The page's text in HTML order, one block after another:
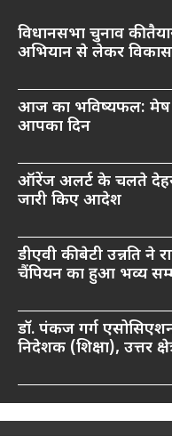
विधानसभा चुनाव की
अभियान से लेकर विकास
आज का भविष्यफल: मेष
आपका दिन
ऑरेंज अलर्ट के चलते
जारी किए आदेश
डीएवी की बेटी उन्नति ने
चैंपियन का हुआ भव्य
डॉ. पंकज गर्ग
निदेशक (शिक्षा), उत्तर